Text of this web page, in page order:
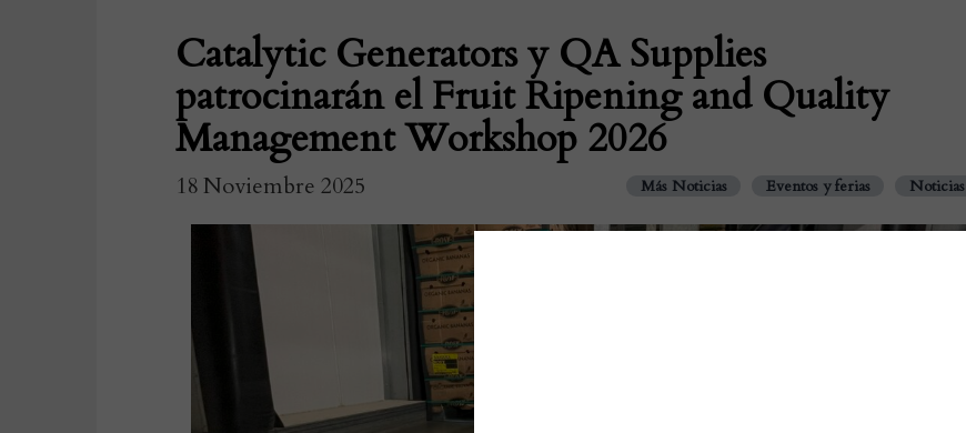
Catalytic Generators y QA Supplies
patrocinarán el Fruit Ripening and Quality
Management Workshop 2026
18 Noviembre 2025 Más Noticias Eventos y ferias Noticias